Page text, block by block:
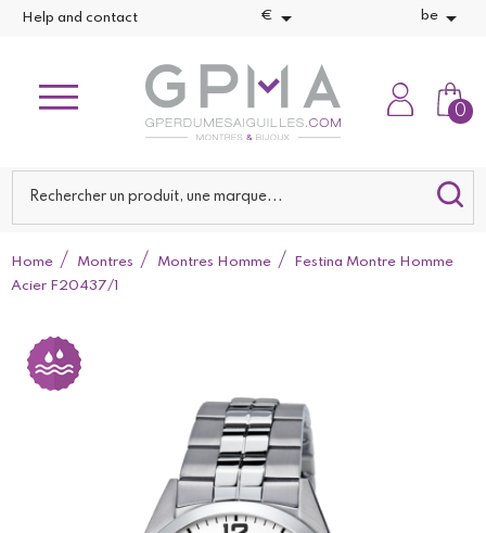
Help and contact €  be 
0
Home Montres Montres Homme
Festina Montre Homme
Acier F20437/1